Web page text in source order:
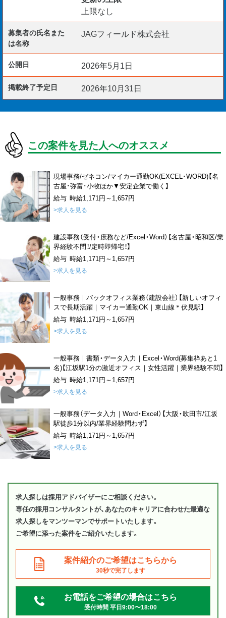
上限なし
募集者の氏名また
は名称
JAGフィールド株式会社
公開日 2026年5月1日
掲載終了予定日 2026年10月31日
この案件を見た人へのオススメ
現場事務/ゼネコン/マイカー通勤OK(EXCEL･WORD)【名
古屋･弥富･小牧ほか▼安定企業で働く】
給与 時給1,171円～1,657円
>求人を見る
建設事務（受付・庶務など/Excel・Word）【名古屋・昭和区/業
界経験不問！/定時即帰宅！】
給与 時給1,171円～1,657円
>求人を見る
一般事務｜バックオフィス業務（建設会社）【新しいオフィ
スで長期活躍｜マイカー通勤OK｜東山線＊伏見駅】
給与 時給1,171円～1,657円
>求人を見る
一般事務｜書類・データ入力｜Excel・Word(募集枠あと1
名)【江坂駅1分の激近オフィス｜女性活躍｜業界経験不問】
給与 時給1,171円～1,657円
>求人を見る
一般事務（データ入力｜Word・Excel）【大阪・吹田市/江坂
駅徒歩1分以内/業界経験問わず】
給与 時給1,171円～1,657円
>求人を見る
求人探しは採用アドバイザーにご相談ください。
専任の採用コンサルタントが、あなたのキャリアに合わせた最適な
求人探しをマンツーマンでサポートいたします。
ご希望に添った案件をご紹介いたします。
案件紹介のご希望はこちらから
30秒で完了します
お電話をご希望の場合はこちら
受付時間 平日9:00〜18:00